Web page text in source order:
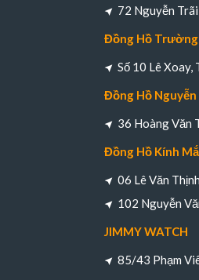
72 Nguyễn
Đồng Hồ Trường
Số 10 Lê Xoay,
Đồng Hồ
36 Hoàng Văn
Đồng Hồ Kính
06 Lê Văn
102 Nguyễn
JIMMY WATCH
85/43 Phạm